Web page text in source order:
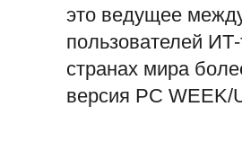
это ведущее
пользователей
странах мира
версия PC WEEK/